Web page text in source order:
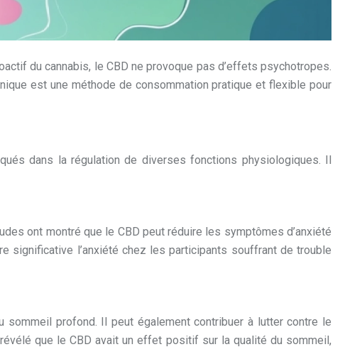
du cannabis, le CBD ne provoque pas d’effets psychotropes.
est une méthode de consommation pratique et flexible pour
dans la régulation de diverses fonctions physiologiques. Il
ont montré que le CBD peut réduire les symptômes d’anxiété
significative l’anxiété chez les participants souffrant de trouble
sommeil profond. Il peut également contribuer à lutter contre le
que le CBD avait un effet positif sur la qualité du sommeil,